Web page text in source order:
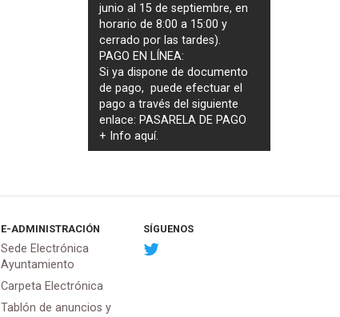
junio al 15 de septiembre, en
horario de 8:00 a 15:00 y
cerrado por las tardes).
PAGO EN LÍNEA:
Si ya dispone de documento
de pago, puede efectuar el
pago a través del siguiente
enlace: PASARELA DE PAGO
+ Infoaquí.
E-ADMINISTRACIÓN
Sede Electrónica
Ayuntamiento
Carpeta Electrónica
Tablón de anuncios y
SÍGUENOS